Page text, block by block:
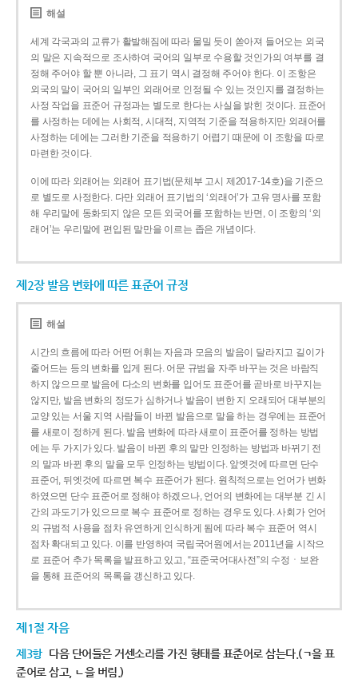
해설
세계 각국과의 교류가 활발해짐에 따라 물밀 듯이 쏟아져 들어오는 외국
의 말은 지속적으로 조사하여 국어의 일부로 수용할 것인가의 여부를 결
정해 주어야 할 뿐 아니라, 그 표기 역시 결정해 주어야 한다. 이 조항은
외국의 말이 국어의 일부인 외래어로 인정될 수 있는 것인지를 결정하는
사정 작업을 표준어 규정과는 별도로 한다는 사실을 밝힌 것이다. 표준어
를 사정하는 데에는 사회적, 시대적, 지역적 기준을 적용하지만 외래어를
사정하는 데에는 그러한 기준을 적용하기 어렵기 때문에 이 조항을 따로
마련한 것이다.
이에 따라 외래어는 외래어 표기법(문체부 고시 제2017-14호)을 기준으
로 별도로 사정한다. 다만 외래어 표기법의 ‘외래어’가 고유 명사를 포함
해 우리말에 동화되지 않은 모든 외국어를 포함하는 반면, 이 조항의 ‘외
래어’는 우리말에 편입된 말만을 이르는 좁은 개념이다.
제2장 발음 변화에 따른 표준어 규정
해설
시간의 흐름에 따라 어떤 어휘는 자음과 모음의 발음이 달라지고 길이가
줄어드는 등의 변화를 입게 된다. 어문 규범을 자주 바꾸는 것은 바람직
하지 않으므로 발음에 다소의 변화를 입어도 표준어를 곧바로 바꾸지는
않지만, 발음 변화의 정도가 심하거나 발음이 변한 지 오래되어 대부분의
교양 있는 서울 지역 사람들이 바뀐 발음으로 말을 하는 경우에는 표준어
를 새로이 정하게 된다. 발음 변화에 따라 새로이 표준어를 정하는 방법
에는 두 가지가 있다. 발음이 바뀐 후의 말만 인정하는 방법과 바뀌기 전
의 말과 바뀐 후의 말을 모두 인정하는 방법이다. 앞엣것에 따르면 단수
표준어, 뒤엣것에 따르면 복수 표준어가 된다. 원칙적으로는 언어가 변화
하였으면 단수 표준어로 정해야 하겠으나, 언어의 변화에는 대부분 긴 시
간의 과도기가 있으므로 복수 표준어로 정하는 경우도 있다. 사회가 언어
의 규범적 사용을 점차 유연하게 인식하게 됨에 따라 복수 표준어 역시
점차 확대되고 있다. 이를 반영하여 국립국어원에서는 2011년을 시작으
로 표준어 추가 목록을 발표하고 있고, “표준국어대사전”의 수정ㆍ보완
을 통해 표준어의 목록을 갱신하고 있다.
제1절 자음
제3항 다음 단어들은 거센소리를 가진 형태를 표준어로 삼는다.(ㄱ을 표
준어로 삼고, ㄴ을 버림.)